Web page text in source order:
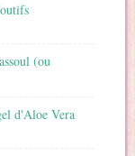
(ou
d'Aloe Vera